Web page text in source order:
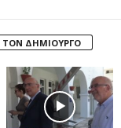
ΤΟΝ ΔΗΜΙΟΥΡΓΟ